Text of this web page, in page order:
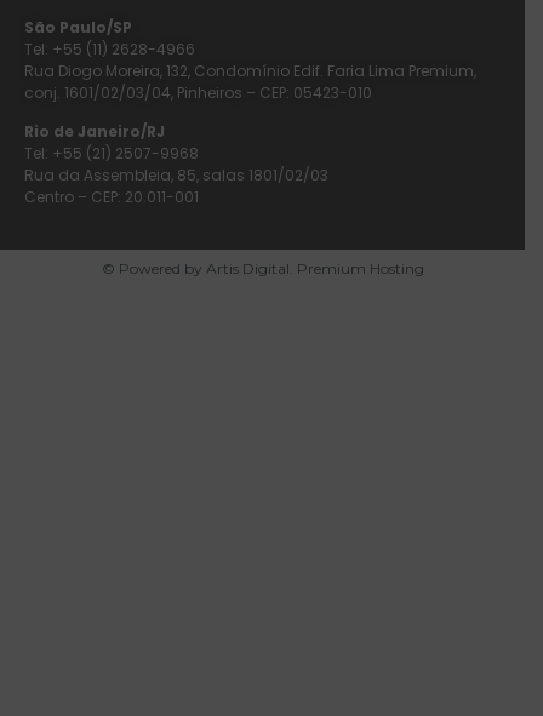
São Paulo/SP
Tel: +55 (11) 2628-4966
Rua Diogo Moreira, 132, Condomínio Edif. Faria Lima Premium,
conj. 1601/02/03/04, Pinheiros – CEP: 05423-010
Rio de Janeiro/RJ
Tel: +55 (21) 2507-9968
Rua da Assembleia, 85, salas 1801/02/03
Centro – CEP: 20.011-001
© Powered by Artis Digital. Premium Hosting